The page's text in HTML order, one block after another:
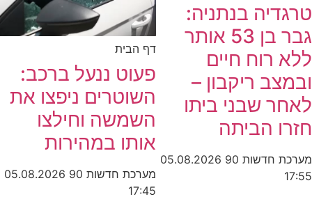
טרגדיה בנתניה:
גבר בן 53 אותר
ללא רוח חיים
ובמצב ריקבון –
לאחר שבני ביתו
חזרו הביתה
מערכת חדשות 90
05.08.2026
17:55
דף הבית
פעוט ננעל ברכב:
השוטרים ניפצו את
השמשה וחילצו
אותו במהירות
מערכת חדשות 90
05.08.2026
17:45